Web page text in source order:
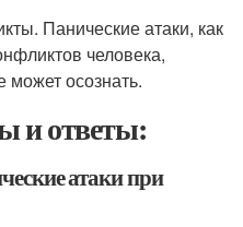
Панические атаки, как
человека,
может осознать.
и ответы:
атаки при